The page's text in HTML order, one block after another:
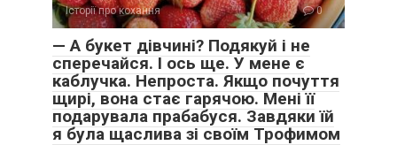
Історії про кохання 0
— А букет дівчині? Подякуй і не
сперечайся. І ось ще. У мене є
каблучка. Непроста. Якщо почуття
щирі, вона стає гарячою. Мені її
подарувала прабабуся. Завдяки їй
я була щаслива зі своїм Трофимом